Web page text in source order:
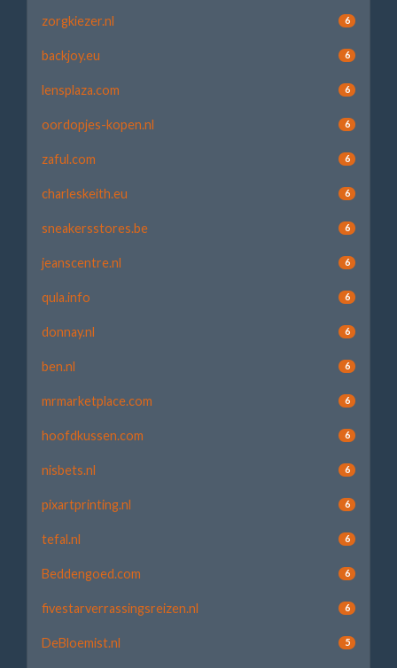
zorgkiezer.nl 6
backjoy.eu 6
lensplaza.com 6
oordopjes-kopen.nl 6
zaful.com 6
charleskeith.eu 6
sneakersstores.be 6
jeanscentre.nl 6
qula.info 6
donnay.nl 6
ben.nl 6
mrmarketplace.com 6
hoofdkussen.com 6
nisbets.nl 6
pixartprinting.nl 6
tefal.nl 6
Beddengoed.com 6
fivestarverrassingsreizen.nl 6
DeBloemist.nl 5